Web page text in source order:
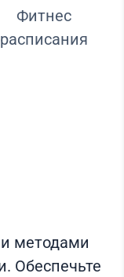
Фитнес
расписания
методами
Обеспечьте